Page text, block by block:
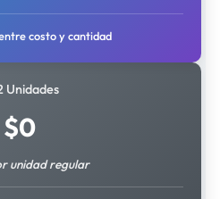
costo y cantidad
Unidades
$0
unidad regular